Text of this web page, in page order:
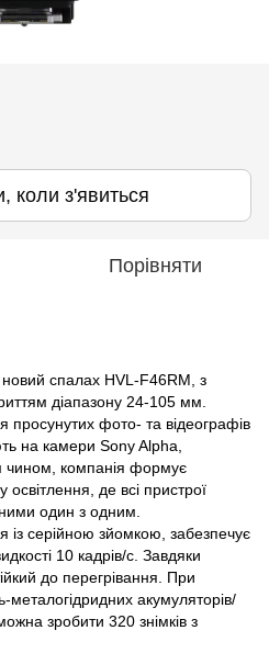
коли з'явиться
Порівняти
спалах HVL-F46RM, з
діапазону 24-105 мм.
фото- та відеографів
на камери Sony Alpha,
чином, компанія формує
де всі пристрої
один з одним.
із серійною зйомкою, забезпечує
10 кадрів/с. Завдяки
до перегрівання. При
металогідридних акумуляторів/
зробити 320 знімків з